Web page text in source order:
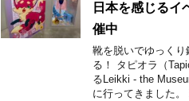
日本を感じるイ
催中
靴を脱いでゆっくり
る！ タピオラ（
るLeikki - the
に行ってきました。